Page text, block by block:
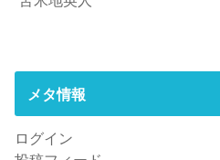
メタ情報
ログイン